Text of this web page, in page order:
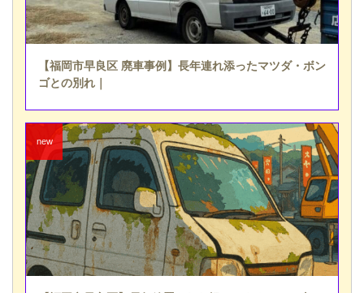
【福岡市早良区 廃車事例】長年連れ添ったマツダ・ボン
ゴとの別れ｜